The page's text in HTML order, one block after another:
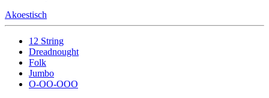
Akoestisch
12 String
Dreadnought
Folk
Jumbo
O-OO-OOO